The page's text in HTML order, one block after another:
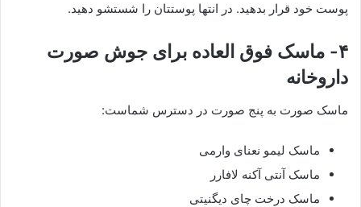
پوست خود قرار بدهید. در انتها پوستتان را شستشو دهید.
۴- ماسک فوق العاده برای جوش صورت
داروخانه
ماسک صورت به پنج صورت در دسترس شماست:
ماسک لیمو نعنای وارمی
ماسک آنتی آکنه لافارر
ماسک درخت چای دیگنیتی